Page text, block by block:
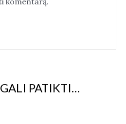
PATIKTI…